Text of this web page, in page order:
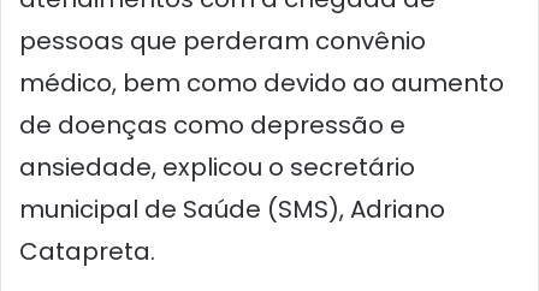
pessoas que perderam convênio
médico, bem como devido ao aumento
de doenças como depressão e
ansiedade, explicou o secretário
municipal de Saúde (SMS), Adriano
Catapreta.